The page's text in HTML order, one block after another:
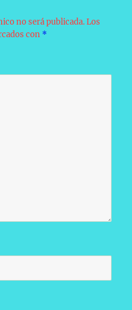
no será publicada. Los
con *